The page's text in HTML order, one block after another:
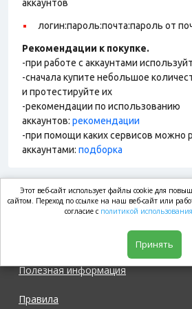
аккаунтов
логин:пароль:почта:пароль от
Рекомендации к покупке.
-при работе с аккаунтами
-сначала купите небольшое
и протестируйте их
-рекомендации по использованию
аккаунтов: рекомендации
-при помощи каких сервисов можно
аккаунтами: подборка
market.com
Полезная информация
Правила
Этот веб-сайт использует файлы cookie для
сайтом. Переход по ссылке на наш веб-сайт или
согласие с политикой
Принять